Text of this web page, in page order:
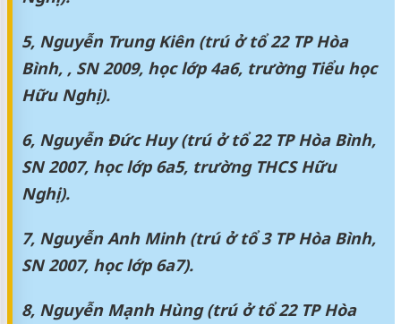
5, Nguyễn Trung Kiên (trú ở tổ 22 TP Hòa
Bình, , SN 2009, học lớp 4a6, trường Tiểu học
Hữu Nghị).
6, Nguyễn Đức Huy (trú ở tổ 22 TP Hòa Bình,
SN 2007, học lớp 6a5, trường THCS Hữu
Nghị).
7, Nguyễn Anh Minh (trú ở tổ 3 TP Hòa Bình,
SN 2007, học lớp 6a7).
8, Nguyễn Mạnh Hùng (trú ở tổ 22 TP Hòa